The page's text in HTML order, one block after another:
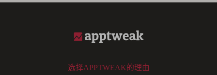
选择APPTWEAK的理由